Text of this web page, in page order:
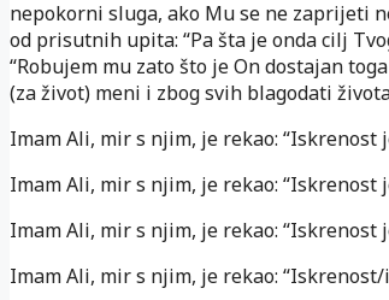
nepokorni sluga, ako Mu se ne zaprijeti
od prisutnih upita: “Pa šta je onda cilj
“Robujem mu zato što je On dostajan
(za život) meni i zbog svih blagodati
Imam Ali, mir s njim, je rekao:
Imam Ali, mir s njim, je rekao: “Iskrenost
Imam Ali, mir s njim, je rekao: “Iskrenost
Imam Ali, mir s njim, je rekao: